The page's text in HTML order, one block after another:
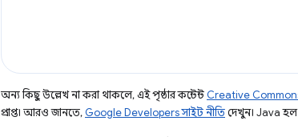
অন্য কিছু উল্লেখ না করা থাকলে, এই পৃষ্ঠার কন্টেন্ট Creative
প্রাপ্ত। আরও জানতে, Google Developers সাইট নীতিদেখুন। Java হল